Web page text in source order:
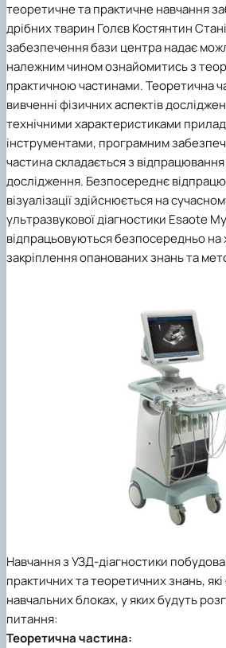
Іноземні мови
Працевлаштування
Їдальні та буфети
Студентські квитки
Центр вивчення
Психологічна
Інклюзивне
Рада молодих
Наукові школи
Стартап школа
Методичні
Форми документів
Патентно-
ЦКНО
садово-паркове
медицина»
Обладнання НУБіП
Біоетична комісія
Наукові видання
Досліднику та
Звіт про
Наукові журнали
Наукові журнали
Пам'ятка про
заходів
Порядок
проведення НТЗ
Результати
Монографії
Наука для бізнесу
Каталог наукових
«SEB-2025»
Наглядова рада
Рада роботодавців
Благодійний фонд
2020»
Історія
Видатні
Звіт ректора
Пам'яті захисників
Почесні доктори і
Пресслужба
Університетський
Вибори ректора
Програма розвитку
ініціатива – 2025»
Доступ до публічної
Державні закупівлі
Офіційна символіка
Антикорупційні заходи
Уповноважена
виявлення корупції
Положення про
уповноваженого НУБіП
Національні
Нормативно-
Інформаційні
Методичні
Антикорупційні
Гендерна радниця
Контактна інформація
теоретичне та практичне навчання
дрібних тварин Голєв Костянтин
забезпечення бази центра надає
належним чином ознайомитись з
практичною частинами. Теоретична
вивченні фізичних аспектів
технічними характеристиками
інструментами, програмним
частина складається з
дослідження. Безпосереднє
візуалізації здійснюється на
ультразвукової діагностики Esaote
відпрацьовуються безпосередньо
закріплення опанованих знань та
Навчання з УЗД-діагностики
практичних та теоретичних знань,
навчальних блоках, у яких будуть
питання:
Теоретична частина: